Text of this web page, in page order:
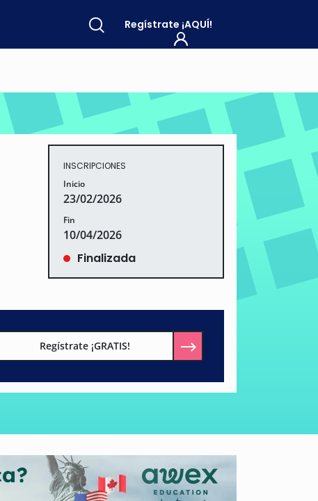
Regístrate ¡AQUÍ!
INSCRIPCIONES
Inicio
23/02/2026
Fin
10/04/2026
Finalizada
Regístrate ¡GRATIS!